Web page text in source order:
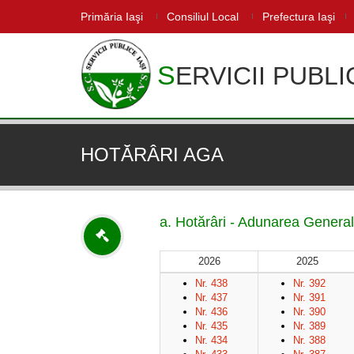
Primăria Iaşi Consiliul Local Prefectura Iaşi
SERVICII
HOTĂRÂRI AGA
a. Hotărâri - Adunarea
2026
2025
Nr. 438
Nr. 437
Nr. 436
Nr. 435
Nr. 434
Nr. 392
Nr. 391
Nr. 390
Nr. 389
Nr. 388